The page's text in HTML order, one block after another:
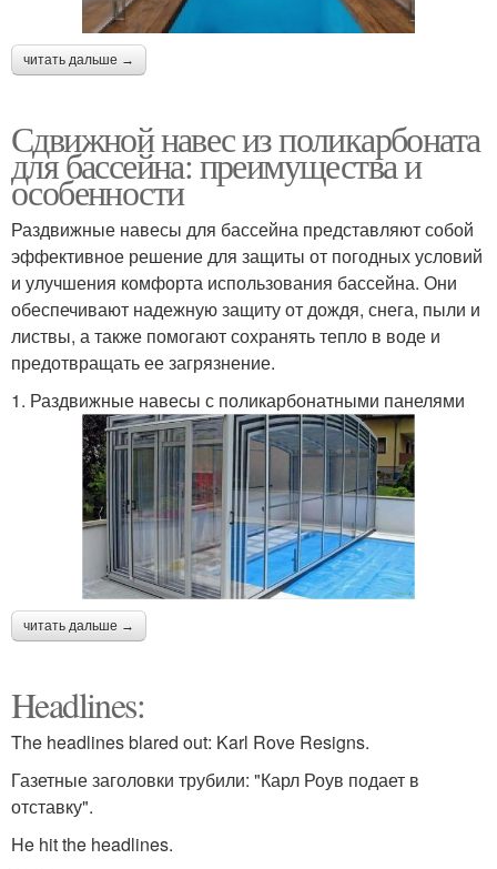
читать дальше →
Сдвижной навес из поликарбоната
для бассейна: преимущества и
особенности
Раздвижные навесы для бассейна представляют собой
эффективное решение для защиты от погодных условий
и улучшения комфорта использования бассейна. Они
обеспечивают надежную защиту от дождя, снега, пыли и
листвы, а также помогают сохранять тепло в воде и
предотвращать ее загрязнение.
1. Раздвижные навесы с поликарбонатными панелями
читать дальше →
Headlines:
The headlines blared out: Karl Rove Resigns.
Газетные заголовки трубили: "Карл Роув подает в
отставку".
He hit the headlines.